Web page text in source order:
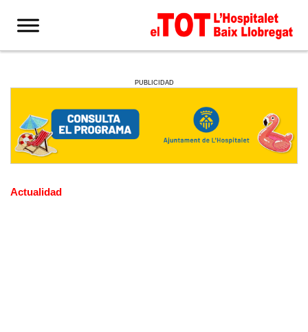
PUBLICIDAD
Actualidad